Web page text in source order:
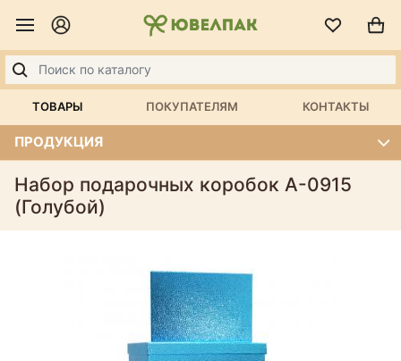
ТОВАРЫ ПОКУПАТЕЛЯМ КОНТАКТЫ
ПРОДУКЦИЯ
Набор подарочных коробок А-0915
(Голубой)